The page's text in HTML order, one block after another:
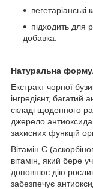
підходить для
добавка.
Натуральна
Екстракт чорної
інгредієнт, багатий
складі щоденного
джерело
захисних функцій
Вітамін C
вітамін, який бере
доповнює дію
забезпечує